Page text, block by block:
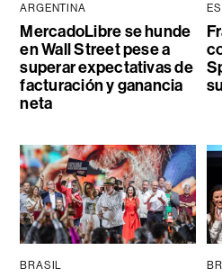
ARGENTINA
MercadoLibre se hunde
en Wall Street pese a
superar expectativas de
facturación y ganancia
neta
BRASIL